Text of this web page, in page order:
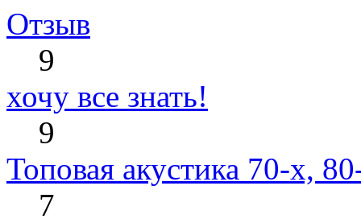
Отзыв
9
хочу все знать!
9
Топовая акустика 70-х,
7